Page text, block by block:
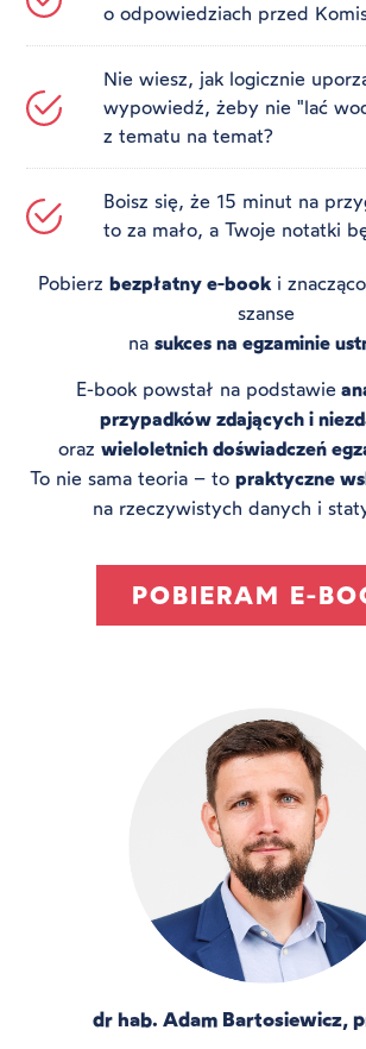
o odpowiedziach przed
Nie wiesz, jak logicznie
wypowiedź, żeby nie "lać
z tematu na temat?
Boisz się, że 15 minut na
to za mało, a Twoje notatki
Pobierz bezpłatny e-booki
szanse
na sukces na egzaminie
E-book powstał na podstawie
przypadków zdających i
oraz wieloletnich doświadczeń
To nie sama teoria – to praktyczne
na rzeczywistych danych i
POBIERAM E-
dr hab. Adam Bartosiewicz,